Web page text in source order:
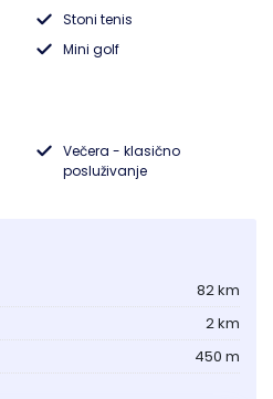
Stoni tenis
Mini golf
Večera - klasično
posluživanje
82 km
2 km
450 m